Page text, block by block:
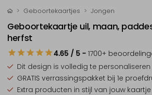
Geboortekaartjes Jongen
Geboortekaartje uil, maan,
herfst
4.65 / 5 - 1700+
Dit design is volledig te personaliseren
GRATIS verrassingspakket bij 1e
Extra producten in stijl van jouw kaartje